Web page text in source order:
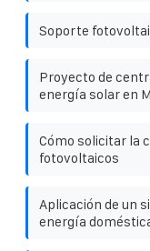
Soporte
Proyecto de
energía solar en
Cómo solicitar la
fotovoltaicos
Aplicación de un
energía